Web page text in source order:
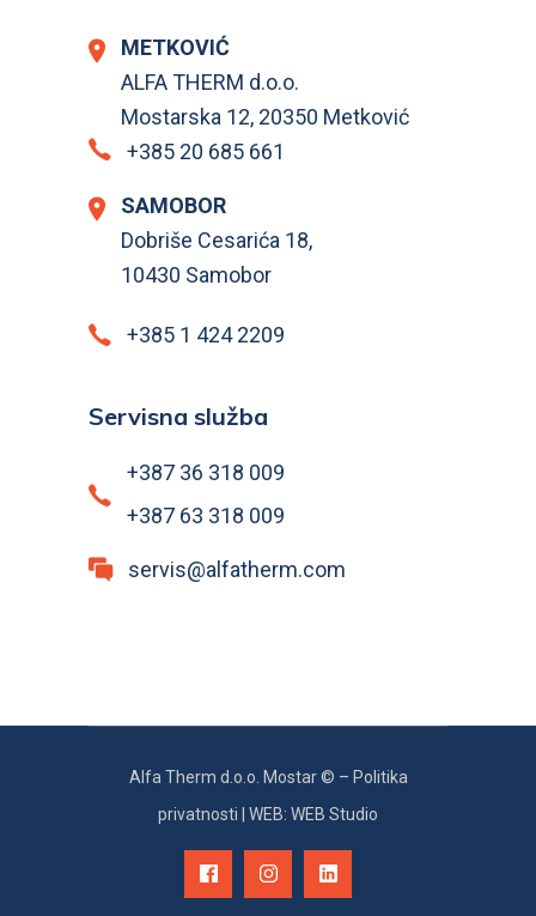
METKOVIĆ
ALFA THERM d.o.o.
Mostarska 12, 20350 Metković
+385 20 685 661
SAMOBOR
Dobriše Cesarića 18,
10430 Samobor
+385 1 424 2209
Servisna služba
+387 36 318 009
+387 63 318 009
servis@alfatherm.com
Alfa Therm d.o.o. Mostar © – Politika
privatnosti
WEB: WEB Studio